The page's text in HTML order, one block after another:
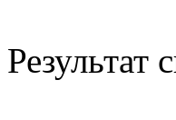
Результат